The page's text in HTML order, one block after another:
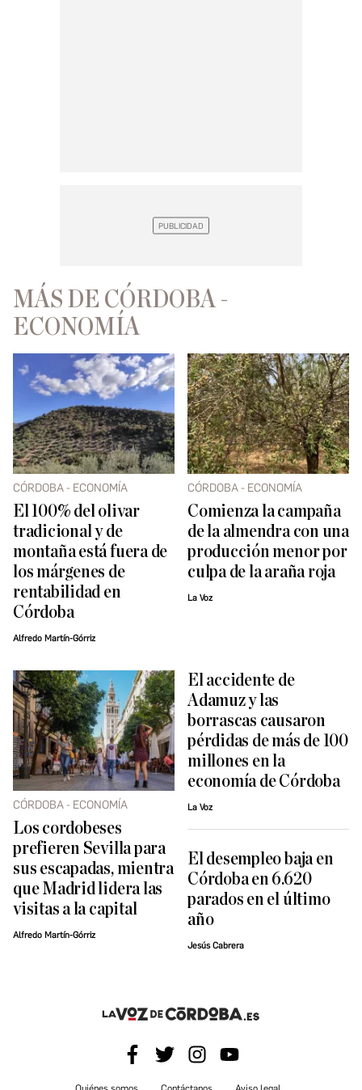
MÁS DE CÓRDOBA -
ECONOMÍA
CÓRDOBA - ECONOMÍA
El 100% del olivar
tradicional y de
montaña está fuera de
los márgenes de
rentabilidad en
Córdoba
Alfredo Martín-Górriz
CÓRDOBA - ECONOMÍA
Comienza la campaña
de la almendra con una
producción menor por
culpa de la araña roja
La Voz
CÓRDOBA - ECONOMÍA
Los cordobeses
prefieren Sevilla para
sus escapadas, mientra
que Madrid lidera las
visitas a la capital
Alfredo Martín-Górriz
El accidente de
Adamuz y las
borrascas causaron
pérdidas de más de 100
millones en la
economía de Córdoba
La Voz
El desempleo baja en
Córdoba en 6.620
parados en el último
año
Jesús Cabrera